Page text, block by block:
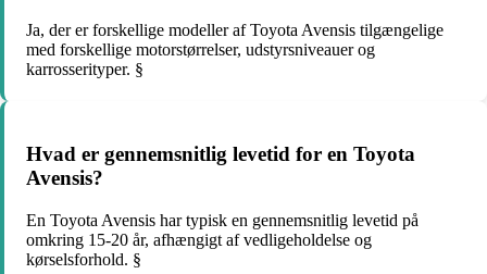
Ja, der er forskellige modeller af Toyota Avensis tilgængelige
med forskellige motorstørrelser, udstyrsniveauer og
karrosserityper. §
Hvad er gennemsnitlig levetid for en Toyota
Avensis?
En Toyota Avensis har typisk en gennemsnitlig levetid på
omkring 15-20 år, afhængigt af vedligeholdelse og
kørselsforhold. §